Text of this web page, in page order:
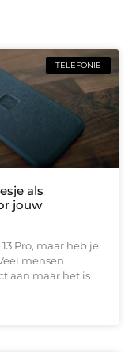
TELEFONIE
als
jouw
Pro, maar heb je
mensen
aan maar het is